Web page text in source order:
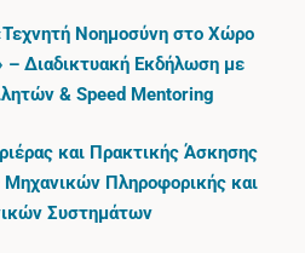
Νοημοσύνη στο Χώρο
– Διαδικτυακή Εκδήλωση με
& Speed Mentoring
και Πρακτικής Άσκησης
Πληροφορικής και
Συστημάτων